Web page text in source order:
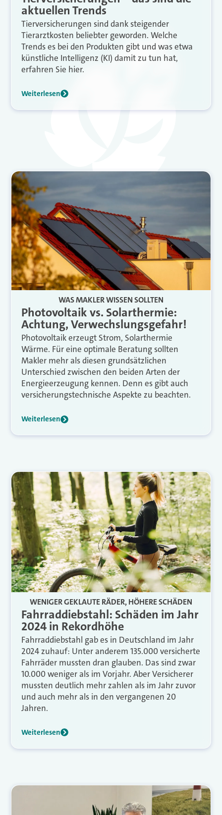
aktuellen Trends
Tierversicherungen sind dank steigender
Tierarztkosten beliebter geworden. Welche
Trends es bei den Produkten gibt und was etwa
künstliche Intelligenz (KI) damit zu tun hat,
erfahren Sie hier.
Weiterlesen
WAS MAKLER WISSEN SOLLTEN
Photovoltaik vs. Solarthermie:
Achtung, Verwechslungsgefahr!
Photovoltaik erzeugt Strom, Solarthermie
Wärme. Für eine optimale Beratung sollten
Makler mehr als diesen grundsätzlichen
Unterschied zwischen den beiden Arten der
Energieerzeugung kennen. Denn es gibt auch
versicherungstechnische Aspekte zu beachten.
Weiterlesen
WENIGER GEKLAUTE RÄDER, HÖHERE SCHÄDEN
Fahrraddiebstahl: Schäden im Jahr
2024 in Rekordhöhe
Fahrraddiebstahl gab es in Deutschland im Jahr
2024 zuhauf: Unter anderem 135.000 versicherte
Fahrräder mussten dran glauben. Das sind zwar
10.000 weniger als im Vorjahr. Aber Versicherer
mussten deutlich mehr zahlen als im Jahr zuvor
und auch mehr als in den vergangenen 20
Jahren.
Weiterlesen